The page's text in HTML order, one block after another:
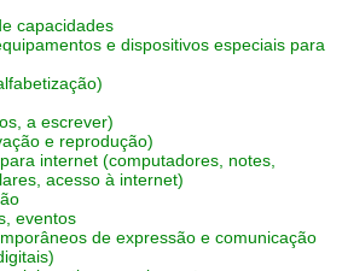
capacidades
e dispositivos especiais para
a escrever)
e reprodução)
internet (computadores, notes,
acesso à internet)
eventos
de expressão e comunicação